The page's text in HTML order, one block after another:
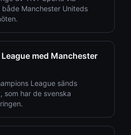
Manchester Uniteds
med Manchester
League sänds
som har de svenska